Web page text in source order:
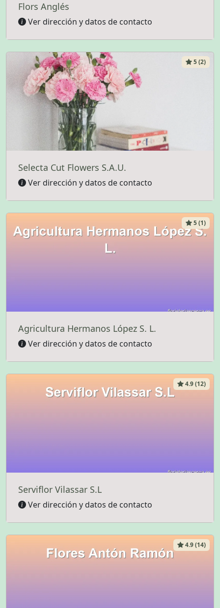
Flors Anglés
Ver dirección y datos de contacto
5 (2)
Selecta Cut Flowers S.A.U.
Ver dirección y datos de contacto
5 (1)
Agricultura Hermanos López S. L.
Ver dirección y datos de contacto
4.9 (12)
Serviflor Vilassar S.L
Ver dirección y datos de contacto
4.9 (14)